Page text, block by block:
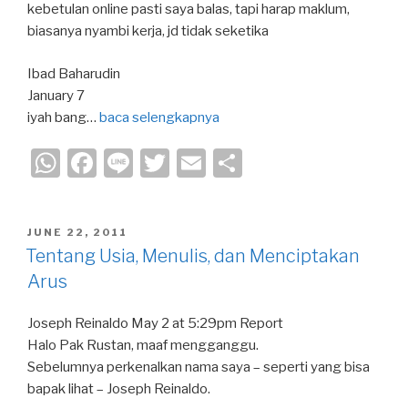
kebetulan online pasti saya balas, tapi harap maklum,
biasanya nyambi kerja, jd tidak seketika
Ibad Baharudin
January 7
iyah bang… baca selengkapnya
W
at
s
A
p
p
F
c
e
o
o
k
Li
T
er
E
e
POSTED
ON
JUNE 22, 2011
Tentang Usia, Menulis, dan Menciptakan
Arus
Joseph Reinaldo May 2 at 5:29pm Report
Halo Pak Rustan, maaf mengganggu.
Sebelumnya perkenalkan nama saya – seperti yang bisa
bapak lihat – Joseph Reinaldo.